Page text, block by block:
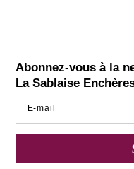
Abonnez-vous à la
La Sablaise